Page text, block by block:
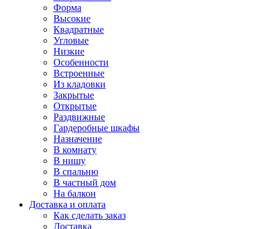
Форма
Высокие
Квадратные
Угловые
Низкие
Особенности
Встроенные
Из кладовки
Закрытые
Открытые
Раздвижные
Гардеробные шкафы
Назначение
В комнату
В нишу
В спальню
В частный дом
На балкон
Доставка и оплата
Как сделать заказ
Доставка